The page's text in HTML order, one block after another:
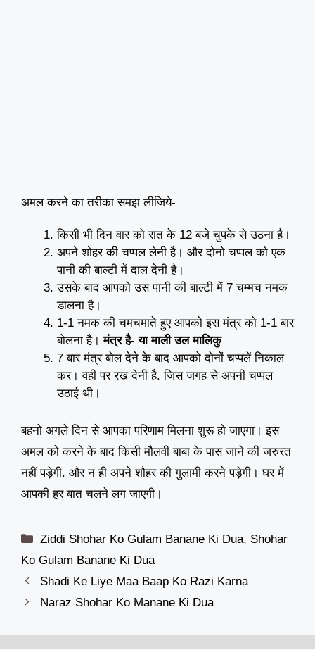
अमल करने का तरीका समझ लीजिये-
किसी भी दिन वार को रात के 12 बजे चुपके से उठना है।
अपने शोहर की चप्पल लेनी है। और दोनो चप्पल को एक
पानी की बाल्टी में दाल देनी है।
उसके बाद आपको उस पानी की बाल्टी में 7 चम्मच नमक
डालना है।
1-1 नमक की चमचमाते हुए आपको इस मंत्र को 1-1 बार
बोलना है।मंत्र है- या माली उल मालिकु
7 बार मंत्र बोल देने के बाद आपको दोनों चप्पलें निकाल
कर। वही पर रख देनी है. जिस जगह से अपनी चप्पल
उठाई थी।
बहनो अगले दिन से आपका परिणाम मिलना शुरू हो जाएगा। इस
अमल को करने के बाद किसी मौलवी बाबा के पास जाने की जरुरत
नहीं पड़ेगी. और न ही अपने शौहर की गुलामी करने पड़ेगी। घर में
आपकी हर बात चलने लग जाएगी।
Categories
Ziddi Shohar Ko Gulam Banane Ki Dua, Shohar
Ko Gulam Banane Ki Dua
Shadi Ke Liye Maa Baap Ko Razi Karna
Naraz Shohar Ko Manane Ki Dua